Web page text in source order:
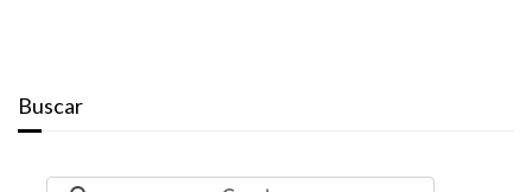
Buscar